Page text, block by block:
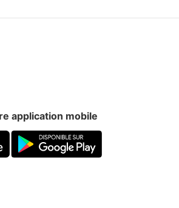
application mobile